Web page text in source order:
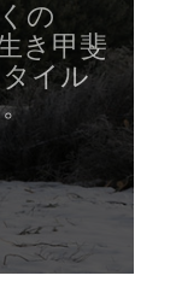
の
き甲斐
イル